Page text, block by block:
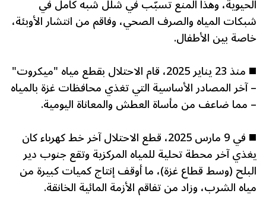
الحيوية، وهذا المنع تسبّب في شلل شبه كامل في
شبكات المياه والصرف الصحي، وفاقم من انتشار الأوبئة،
خاصة بين الأطفال.
◼️ منذ 23 يناير 2025، قام الاحتلال بقطع مياه "ميكروت"
– آخر المصادر الأساسية التي تغذي محافظات غزة بالمياه
– مما ضاعف من مأساة العطش والمعاناة اليومية.
◼️ في 9 مارس 2025، قطع الاحتلال آخر خط كهرباء كان
يغذي آخر محطة تحلية للمياه المركزية وتقع جنوب دير
البلح (وسط قطاع غزة)، ما أوقف إنتاج كميات كبيرة من
مياه الشرب، وزاد من تفاقم الأزمة المائية الخانقة.